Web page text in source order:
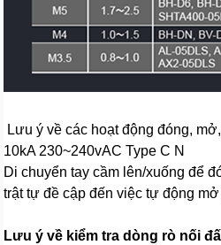
Lưu ý về các hoạt động đóng,
10kA 230~240vAC Type C N
Di chuyển tay cầm lên/xuống để
trật tự đề cập đến việc tự động
Lưu ý về kiểm tra dòng rò nối